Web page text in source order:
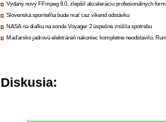
Vydaný nový FFmpeg 9.0, zlepšil akceleráciu profesionálnych
Slovenská sporiteľňa bude mať cez víkend odstávku
NASA na diaľku na sonde Voyager 2 úspešne znížila spotrebu
Maďarsko jadrovú elektráreň nakoniec kompletne neodstavilo,
Diskusia: